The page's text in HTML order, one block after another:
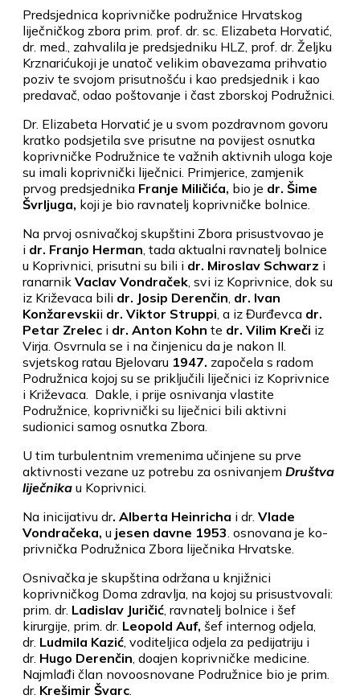
Predsjednica koprivničke podružnice Hrvatskog
liječničkog zbora prim. prof. dr. sc. Elizabeta Horvatić,
dr. med., zahvalila je predsjedniku HLZ, prof. dr. Željku
Krznarićukoji je unatoč velikim obavezama prihvatio
poziv te svojom prisutnošću i kao predsjednik i kao
predavač, odao poštovanje i čast zborskoj Podružnici.
Dr. Elizabeta Horvatić je u svom pozdravnom govoru
kratko podsjetila sve prisutne na povijest osnutka
koprivničke Podružnice te važnih aktivnih uloga koje
su imali koprivnički liječnici. Primjerice, zamjenik
prvog predsjednika Franje Miličića, bio je dr. Šime
Švrljuga, koji je bio ravnatelj koprivničke bolnice.
Na prvoj osnivačkoj skupštini Zbora prisustvovao je
i dr. Franjo Herman , tada aktualni ravnatelj bolnice
u Koprivnici, prisutni su bili i dr. Miroslav Schwarz i
ranarnik Vaclav Vondraček , svi iz Koprivnice, dok su
iz Križevaca bili dr. Josip Derenčin dr. Ivan
Konžarevskii dr. Viktor Strup­pi , a iz Đurđevca dr.
Petar Zrelec i dr. Anton Kohn te dr. Vilim Kreči iz
Virja. Osvrnula se i na činjenicu da je nakon II.
svjetskog ratau Bjelovaru 1947. započela s radom
Podružnica kojoj su se priključili liječnici iz Koprivnice
i Križevaca. Dakle, i prije osnivanja vlastite
Podružnice, koprivnički su liječnici bili aktivni
sudionici samog osnutka Zbora.
U tim turbulentnim vremenima učinjene su prve
aktivnosti vezane uz potrebu za osnivanjem Društva
liječnika u Koprivnici.
Na inicijativu dr. Alberta Heinricha i dr. Vlade
Vondračeka, u jesen davne 1953 . osnovana je ko­
privnička Podružnica Zbora liječnika Hrvatske.
Osnivačka je skupština održana u knjižnici
koprivničkog Doma zdravlja, na kojoj su prisustvovali:
prim. dr. Ladislav Juričić , ravnatelj bolnice i šef
kirurgije, prim. dr. Leopold Auf, šef internog odjela,
dr. Ludmila Kazić , voditeljica odjela za pedijatriju i
dr. Hugo Derenčin , doajen ko­privničke medicine.
Najmlađi član novoosnovane Podružnice bio je prim.
dr. Krešimir Švarc